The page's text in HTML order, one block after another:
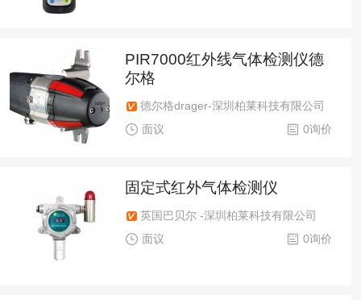
PIR7000红外线气体检测仪德
尔格
德尔格drager-深圳柏莱科技有限公司
0询价
面议
固定式红外气体检测仪
英国巴贝尔 -深圳柏莱科技有限公司
0询价
面议